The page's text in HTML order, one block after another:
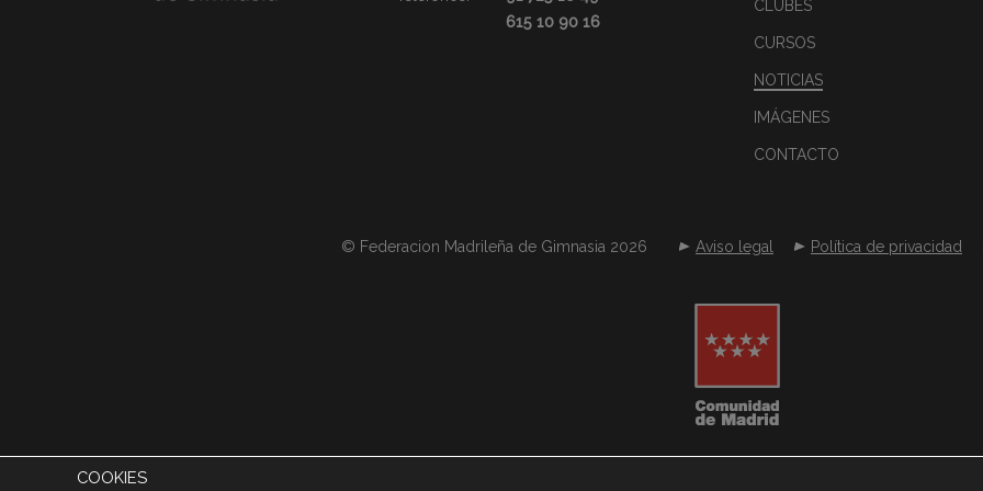
615 10 90 16
CLUBES
CURSOS
NOTICIAS
IMÁGENES
CONTACTO
© Federacion Madrileña de Gimnasia 2026 Aviso legal Política de privacidad
COOKIES